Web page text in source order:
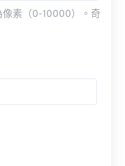
像素（0-10000）。奇